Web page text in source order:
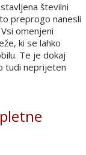
številni
preprogo nanesli
omenjeni
ki se lahko
Te je dokaj
tudi neprijeten